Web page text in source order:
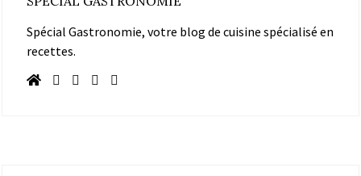
Spécial Gastronomie, votre blog de cuisine spécialisé en
recettes.